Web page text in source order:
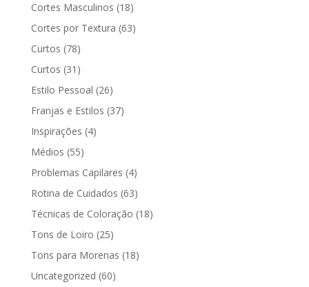
Cortes Masculinos (18)
Cortes por Textura (63)
Curtos (78)
Curtos (31)
Estilo Pessoal (26)
Franjas e Estilos (37)
Inspirações (4)
Médios (55)
Problemas Capilares (4)
Rotina de Cuidados (63)
Técnicas de Coloração (18)
Tons de Loiro (25)
Tons para Morenas (18)
Uncategorized (60)